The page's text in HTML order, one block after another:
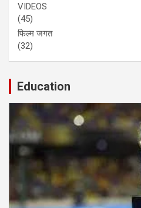
VIDEOS
(45)
फिल्म जगत
(32)
Education